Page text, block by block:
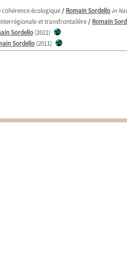
cohérence écologique/ Romain Sordello in
et transfrontalière/ Romain
Sordello (2011)
Sordello (2011)